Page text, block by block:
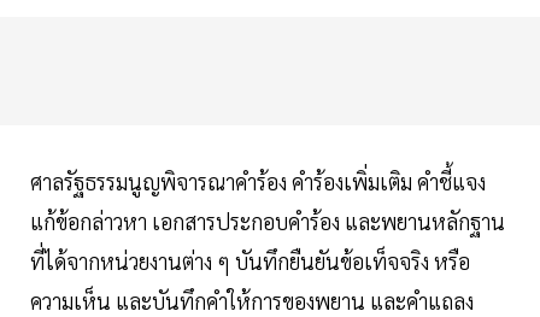
ศาลรัฐธรรมนูญพิจารณาคำร้อง คำร้องเพิ่มเติม คำชี้แจง
แก้ข้อกล่าวหา เอกสารประกอบคำร้อง และพยานหลักฐาน
ที่ได้จากหน่วยงานต่าง ๆ บันทึกยืนยันข้อเท็จจริง หรือ
ความเห็น และบันทึกคำให้การของพยาน และคำแถลง